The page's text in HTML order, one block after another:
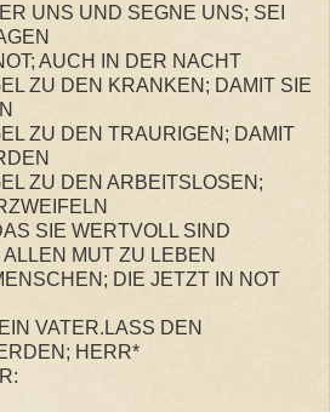
UNS UND SEGNE UNS; SEI
AUCH IN DER NACHT
ZU DEN KRANKEN; DAMIT SIE
ZU DEN TRAURIGEN; DAMIT
ZU DEN ARBEITSLOSEN;
SIE WERTVOLL SIND
MUT ZU LEBEN
DIE JETZT IN NOT
VATER.LASS DEN
HERR*